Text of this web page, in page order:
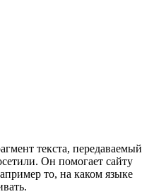
текста, передава­емый
Он помо­гает сайту
то, на каком языке